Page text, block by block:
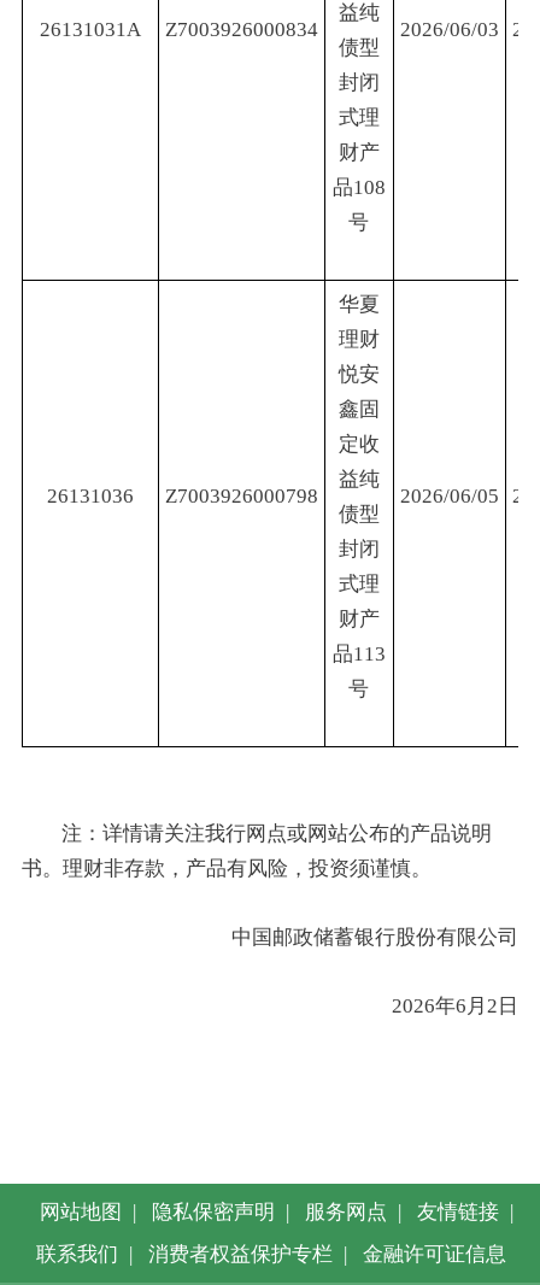
26131031A Z7003926000834
益纯
债型
封闭
式理
财产
品108
号
2026/06/03
26131036 Z7003926000798
华夏
理财
悦安
鑫固
定收
益纯
债型
封闭
式理
财产
品113
号
2026/06/05
注：详情请关注我行网点或网站公布的产品说明
书。理财非存款，产品有风险，投资须谨慎。
中国邮政储蓄银行股份有限公司
2026年6月2日
网站地图 | 隐私保密声明 | 服务网点 | 友情链接 |
联系我们 | 消费者权益保护专栏 | 金融许可证信息